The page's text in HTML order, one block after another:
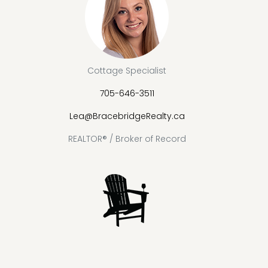
Cottage Specialist
705-646-3511
Lea@BracebridgeRealty.ca
REALTOR® / Broker of Record